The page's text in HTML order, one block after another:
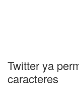
Twitter ya
caracteres